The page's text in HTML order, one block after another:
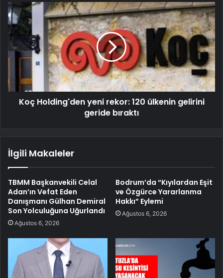
Koç Holding'den yeni rekor: 120 ülkenin gelirini
geride bıraktı
İlgili Makaleler
TBMM Başkanvekili Celal
Adan’ın Vefat Eden
Danışmanı Gülhan Demiral
Son Yolculuğuna Uğurlandı
Ağustos 6, 2026
Bodrum’da “Kıyılardan Eşit
ve Özgürce Yararlanma
Hakkı” Eylemi
Ağustos 6, 2026